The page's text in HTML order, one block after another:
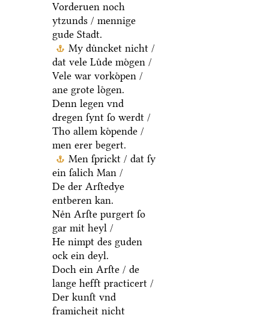
Vorderuen noch
ytzunds / mennige
gude Stadt.
My duͤncket nicht /
dat vele Luͤde moͤgen /
Vele war vorkoͤpen /
ane grote loͤgen.
Denn legen vnd
dregen ſynt ſo werdt /
Tho allem koͤpende /
men erer begert.
Men ſprickt / dat ſy
ein ſalich Man /
De der Arſtedye
entberen kan.
Neͤn Arſte purgert ſo
gar mit heyl /
He nimpt des guden
ock ein deyl.
Doch ein Arſte / de
lange hefft practicert /
Der kunſt vnd
framicheit nicht